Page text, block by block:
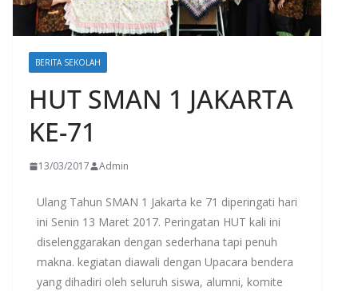
BERITA SEKOLAH
HUT SMAN 1 JAKARTA
KE-71
13/03/2017 Admin
Ulang Tahun SMAN 1 Jakarta ke 71 diperingati hari
ini Senin 13 Maret 2017. Peringatan HUT kali ini
diselenggarakan dengan sederhana tapi penuh
makna. kegiatan diawali dengan Upacara bendera
yang dihadiri oleh seluruh siswa, alumni, komite